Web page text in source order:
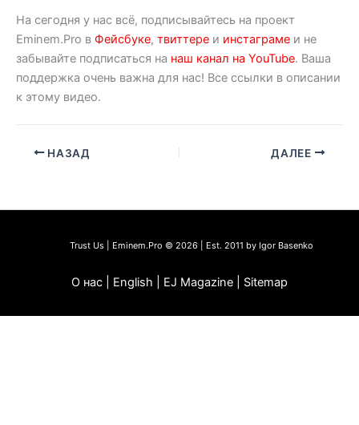
На сегодня у нас всё, подписывайтесь на проект
Eminem.Pro в Фейсбуке, твиттере и инстаграме и не
забывайте подписаться на наш канал на YouTube. Ваша
поддержка очень важна для нас! Все ссылки в описании
к этому видео.
НАЗАД ДАЛЕЕ
Trust Us | Eminem.Pro © 2026 | Est. 2011 by Igor Basenko
О нас | English | EJ Magazine | Sitemap